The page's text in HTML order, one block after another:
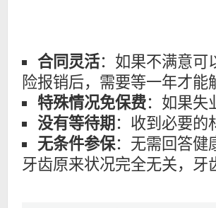
合同灵活：如果不满意可
险报销后，需要等一年才能
特殊情况免保费：如果失
没有等待期 ：收到必要的
无条件参保：无需回答健
牙齿原来状况完全无关，